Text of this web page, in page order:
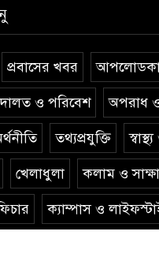
প্রবাসের খবর
ও পরিবেশ অপরাধ ও
তথ্যপ্রযুক্তি
খেলাধুলা কলাম ও
ক্যাম্পাস ও